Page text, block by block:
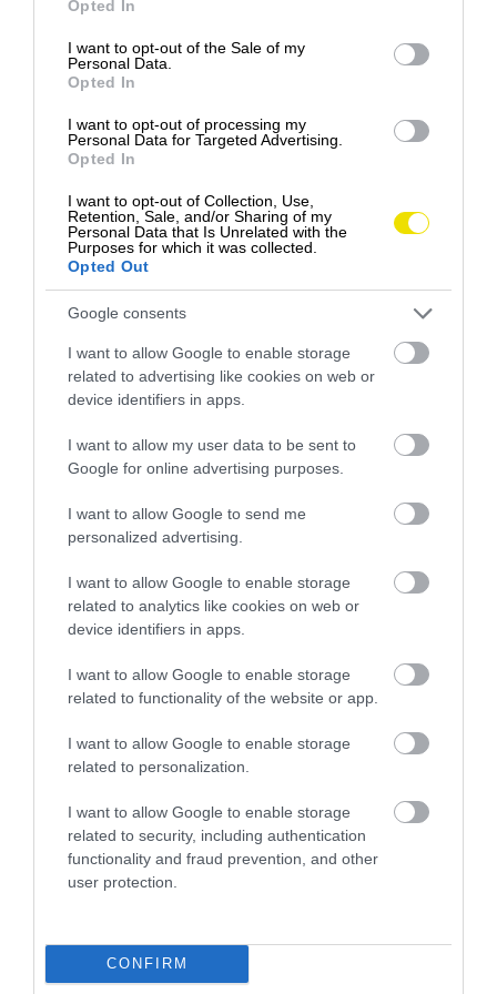
use your data for below specified purposes in below Google
consent section.
Opted In
I want to opt-out of the Sale of my
Personal Data.
Opted In
I want to opt-out of processing my
Personal Data for Targeted Advertising.
Opted In
I want to opt-out of Collection, Use,
Retention, Sale, and/or Sharing of my
Personal Data that Is Unrelated with the
Purposes for which it was collected.
Opted Out
Google consents
I want to allow Google to enable storage
related to advertising like cookies on web or
device identifiers in apps.
I want to allow my user data to be sent to
Google for online advertising purposes.
I want to allow Google to send me
personalized advertising.
I want to allow Google to enable storage
related to analytics like cookies on web or
device identifiers in apps.
I want to allow Google to enable storage
related to functionality of the website or app.
I want to allow Google to enable storage
related to personalization.
I want to allow Google to enable storage
related to security, including authentication
functionality and fraud prevention, and other
user protection.
CONFIRM
A kaput a Club Alpino Italiano alpinista szervezet
dél-tiroli részlegének elnöke szúrta ki, és miután
kirakta a közösségi médiában, a poszt nagyon sok
emberhez eljutott.
forgókapuk
részesített formájának eredményei”
azonban felháborító, hogy a természetből is üzletet
csinálnak. Egyelőre azonban még a kapu
létjogosultsága sem biztos, mivel kihelyezése
nagyban függ a hatályos építési szabályoktól.
Georg Rabanser
tulajdonos utólagos megkeresésre
azt mondta, hogy a kaput egy tiltakozó akció
keretében szerelte fel, amellyel fel akarta hívni a
tisztességgel a természettel. A turizmus.comcikke
szerint arra lehet számítani, hogy a kaput végül
Ez is érdekelhet:Ingyen szállást kapnak a
túrázó fiatalok ezen a gyönyörű olasz
szigeten